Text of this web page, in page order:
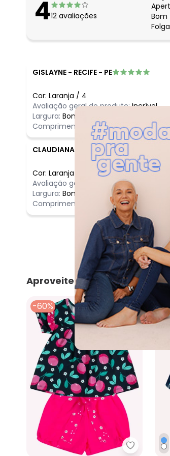
maio/2026
abril/2026
fevereiro/2026
412 avaliações
Bom
GISLAYNE - RECIFE - PE
Cor: Laranja / 4
Avaliação geral do produto: Incrível
Largura: Bom
Comprimento:
Bom
CLAUDIANA PONTE NOVA - MG
Cor: Laranja
Avaliação geral do produto: Ótimo
Largura: Bom
Comprimento:
Aproveite e compre junto
-60%
Kyly -
-